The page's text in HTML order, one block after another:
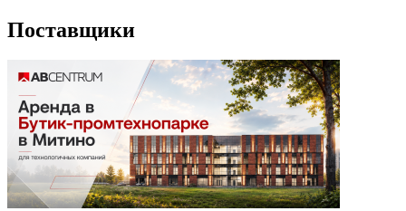
Поставщики